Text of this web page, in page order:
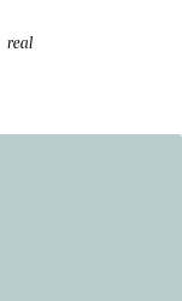
real